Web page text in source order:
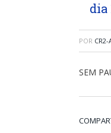
dia
POR
SEM